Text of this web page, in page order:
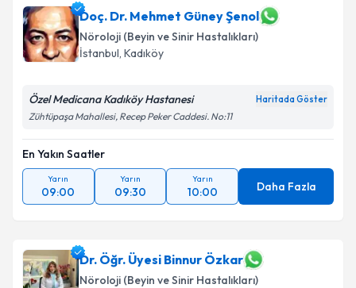
Doç. Dr. Mehmet Güney Şenol
Nöroloji (Beyin ve Sinir Hastalıkları)
İstanbul, Kadıköy
Özel Medicana Kadıköy Hastanesi Haritada Göster
Zühtüpaşa Mahallesi, Recep Peker Caddesi. No:11
En Yakın Saatler
Yarın
09:00
Yarın
09:30
Yarın
10:00 Daha Fazla
Dr. Öğr. Üyesi Binnur Özkar
Nöroloji (Beyin ve Sinir Hastalıkları)